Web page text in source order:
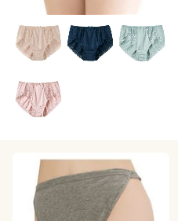
テイスト
20代
40代
春
価格 ～